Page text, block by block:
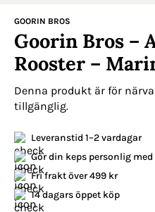
GOORIN BROS
Goorin Bros –
Rooster –
Denna produkt är för
tillgänglig.
Leveranstid 1–2 vardagar
Gör din keps personlig
Fri frakt över 499 kr
14 dagars öppet köp